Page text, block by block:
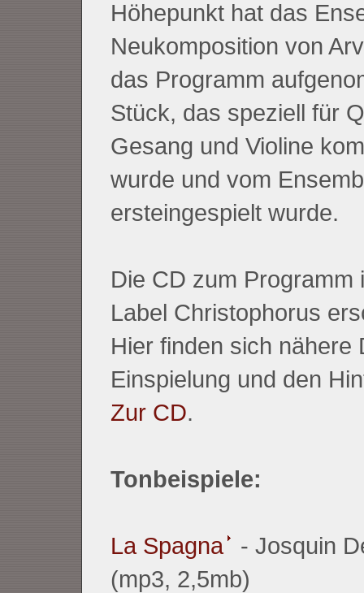
Höhepunkt hat das
Neukomposition von
das Programm
Stück, das speziell für
Gesang und Violine
wurde und vom
ersteingespielt wurde.
Die CD zum Programm
Label Christophorus
Hier finden sich nähere
Einspielung und den
Zur CD.
Tonbeispiele:
La Spagna
- Josquin
(mp3, 2,5mb)